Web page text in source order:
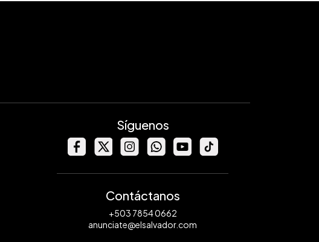
Síguenos
Contáctanos
+503 7854 0662
anunciate@elsalvador.com